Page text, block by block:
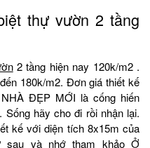
thự vườn 2 tầng
2 tầng hiện nay 120k/m2 .
180k/m2. Đơn giá thiết kế
ĐẸP MỚI là cống hiến
Sống hãy cho đi rồi nhận lại.
kế với diện tích 8x15m của
sau và nhớ tham khảo Ở